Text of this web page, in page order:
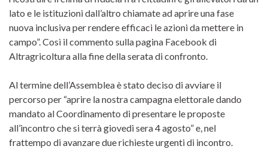
lato e le istituzioni dall’altro chiamate ad aprire una fase
nuova inclusiva per rendere efficaci le azioni da mettere in
campo”. Così il commento sulla pagina Facebook di
Altragricoltura alla fine della serata di confronto.
Al termine dell’Assemblea è stato deciso di avviare il
percorso per “aprire la nostra campagna elettorale dando
mandato al Coordinamento di presentare le proposte
all’incontro che si terrà giovedi sera 4 agosto” e, nel
frattempo di avanzare due richieste urgenti di incontro.